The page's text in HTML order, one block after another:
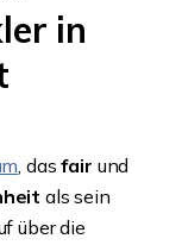
in
, dasfair und
als sein
über die